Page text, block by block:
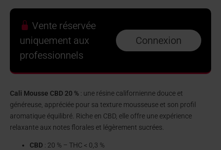
Vente réservée
uniquement aux
professionnels
Connexion
Cali Mousse CBD 20 % : une résine californienne douce et
généreuse, appréciée pour sa texture mousseuse et son profil
aromatique équilibré. Riche en CBD, elle offre une expérience
relaxante aux notes florales et légèrement sucrées.
CBD : 20 % – THC < 0,3 %